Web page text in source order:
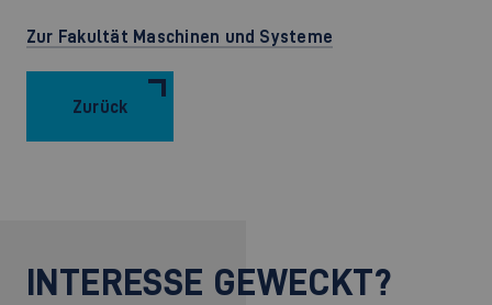
Zur Fakultät Maschinen und Systeme
Zurück
INTERESSE GEWECKT?